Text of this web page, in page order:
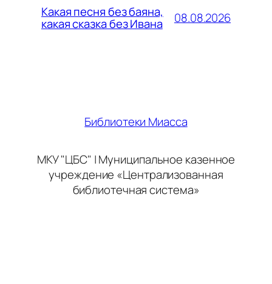
Какая песня без баяна,
какая сказка без Ивана 08.08.2026
Библиотеки Миасса
МКУ "ЦБС" | Муниципальное казенное
учреждение «Централизованная
библиотечная система»